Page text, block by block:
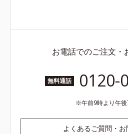
お電話でのご注文・
無料通話 0120-
午前9時より午
よくあるご質問・